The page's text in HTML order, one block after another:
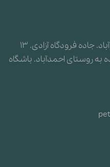
اتوبان تهران - قزوین. خروجی نظرآباد. جاده فرودگاه آزادی. 13
روستای احمدآباد. باشگاه